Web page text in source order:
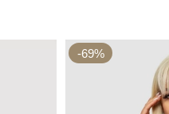
-69%